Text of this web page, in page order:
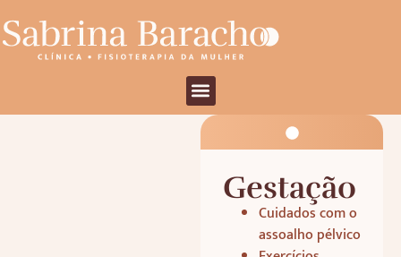
Gestação
Cuidados com o
assoalho pélvico